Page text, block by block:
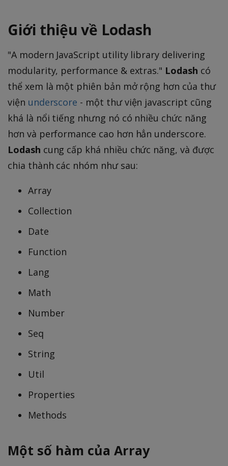
Giới thiệu về Lodash
"A modern JavaScript utility library delivering
modularity, performance & extras." Lodash có
thể xem là một phiên bản mở rộng hơn của thư
viện underscore - một thư viện javascript cũng
khá là nổi tiếng nhưng nó có nhiều chức năng
hơn và performance cao hơn hẳn underscore.
Lodash cung cấp khá nhiều chức năng, và được
chia thành các nhóm như sau:
Array
Collection
Date
Function
Lang
Math
Number
Seq
String
Util
Properties
Methods
Một số hàm của Array